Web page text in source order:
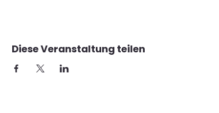
Diese Veranstaltung teilen